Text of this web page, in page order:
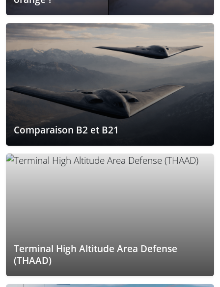
Comparaison B2 et B21
Terminal High Altitude Area Defense
(THAAD)